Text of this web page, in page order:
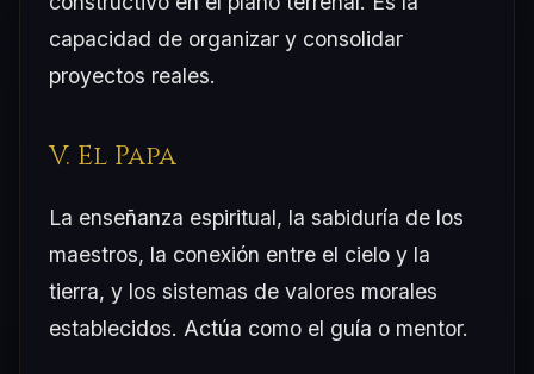
capacidad de organizar y consolidar
proyectos reales.
V. El Papa
La enseñanza espiritual, la sabiduría de los
maestros, la conexión entre el cielo y la
tierra, y los sistemas de valores morales
establecidos. Actúa como el guía o mentor.